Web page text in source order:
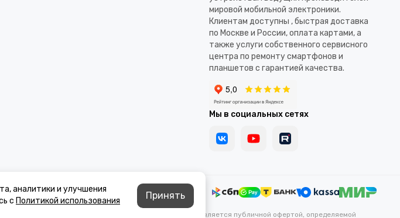
мировой мобильной электроники.
Клиентам доступны , быстрая доставка
по Москве и России, оплата картами, а
также услуги собственного сервисного
центра по ремонту смартфонов и
планшетов с гарантией качества.
Мы в социальных сетях
характер и ни при каких условиях не является публичной офертой, определяемой
аналитики и улучшения
с Политикой использования
Принять